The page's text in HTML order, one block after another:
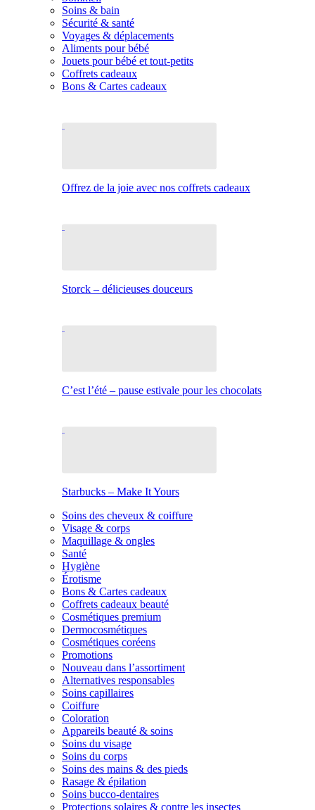
Soins & bain
Sécurité & santé
Voyages & déplacements
Aliments pour bébé
Jouets pour bébé et tout-petits
Coffrets cadeaux
Bons & Cartes cadeaux
Offrez de la joie avec nos coffrets cadeaux
Storck – délicieuses douceurs
C’est l’été – pause estivale pour les chocolats
Starbucks – Make It Yours
Soins des cheveux & coiffure
Visage & corps
Maquillage & ongles
Santé
Hygiène
Érotisme
Bons & Cartes cadeaux
Coffrets cadeaux beauté
Cosmétiques premium
Dermocosmétiques
Cosmétiques coréens
Promotions
Nouveau dans l’assortiment
Alternatives responsables
Soins capillaires
Coiffure
Coloration
Appareils beauté & soins
Soins du visage
Soins du corps
Soins des mains & des pieds
Rasage & épilation
Soins bucco-dentaires
Protections solaires & contre les insectes